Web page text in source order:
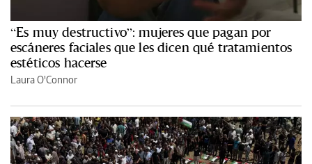
“Es muy destructivo”: mujeres que pagan por
escáneres faciales que les dicen qué tratamientos
estéticos hacerse
Laura O'Connor